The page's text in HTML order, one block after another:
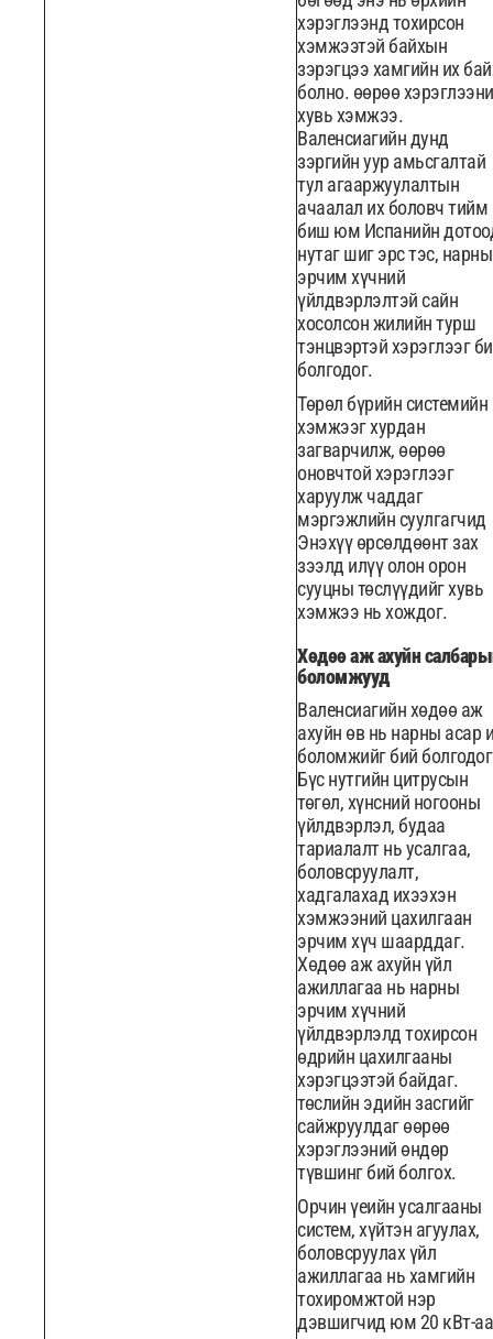
хэрэглээнд тохирсон
хэмжээтэй байхын
зэрэгцээ хамгийн их
болно. өөрөө
хувь хэмжээ.
Валенсиагийн дунд
зэргийн уур амьсгалтай
тул агааржуулалтын
ачаалал их боловч тийм
биш юм Испанийн
нутаг шиг эрс тэс, нарны
эрчим хүчний
үйлдвэрлэлтэй сайн
хосолсон жилийн турш
тэнцвэртэй хэрэглээг
болгодог.
Төрөл бүрийн системийн
хэмжээг хурдан
загварчилж, өөрөө
оновчтой хэрэглээг
харуулж чаддаг
мэргэжлийн суулгагчид
Энэхүү өрсөлдөөнт зах
зээлд илүү олон орон
сууцны төслүүдийг хувь
хэмжээ нь хождог.
Хөдөө аж ахуйн
боломжууд
Валенсиагийн хөдөө аж
ахуйн өв нь нарны асар
боломжийг бий
Бүс нутгийн цитрусын
төгөл, хүнсний ногооны
үйлдвэрлэл, будаа
тариалалт нь усалгаа,
боловсруулалт,
хадгалахад ихээхэн
хэмжээний цахилгаан
эрчим хүч шаарддаг.
Хөдөө аж ахуйн үйл
ажиллагаа нь нарны
эрчим хүчний
үйлдвэрлэлд тохирсон
өдрийн цахилгааны
хэрэгцээтэй байдаг.
төслийн эдийн засгийг
сайжруулдаг өөрөө
хэрэглээний өндөр
түвшинг бий болгох.
Орчин үеийн усалгааны
систем, хүйтэн агуулах,
боловсруулах үйл
ажиллагаа нь хамгийн
тохиромжтой нэр
дэвшигчид юм 20 кВт-